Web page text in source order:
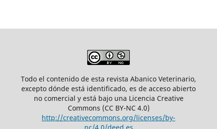
Todo el contenido de esta revista Abanico Veterinario,
excepto dónde está identificado, es de acceso abierto
no comercial y está bajo una Licencia Creative
Commons (CC BY-NC 4.0)
http://creativecommons.org/licenses/by-